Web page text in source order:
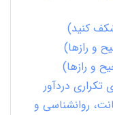
کنید)
و رازها)
و رازها)
تکراری دردآور
روانشناسی و